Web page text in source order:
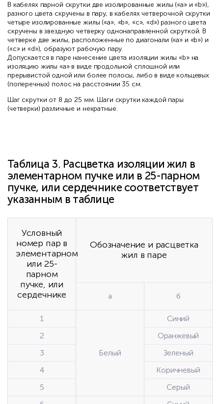
В кабелях парной скрутки две изолированные жилы («а» и «b»),
разного цвета скручены в пару, в кабелях четверочной скрутки
четыре изолированные жилы («а», «b», «с», «d») разного цвета
скручены в звездную четверку однонаправленной скруткой. В
четверке две жилы, расположенные по диагонали («а» и «b») и
(«с» и «d»), образуют рабочую пару.
Допускается в паре нанесение цвета изоляции жилы «b» на
изоляцию жилы «а» в виде продольной сплошной или
прерывистой одной или более полосы, либо в виде кольцевых
(поперечных) полос на расстоянии 35 см.
Шаг скрутки от 8 до 25 мм. Шаги скрутки каждой пары
(четверки) различные и некратные.
Таблица 3. Расцветка изоляции жил в
элементарном пучке или в 25-парном
пучке, или сердечнике соответствует
указанным в таблице
Условный
номер пар в
элементарном
или 25-
парном
пучке, или
сердечнике
Обозначение и расцветка
жил в паре
а б
1
Белый
Синий
2
Оранжевый
3
Зеленый
4
Коричневый
5
Серый